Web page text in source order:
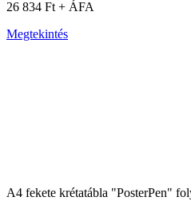
26 834 Ft + ÁFA
Megtekintés
A4 fekete krétatábla "PosterPen"